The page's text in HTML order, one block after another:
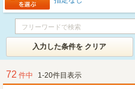
入力した条件を クリア
72 件中 1-20件目表示